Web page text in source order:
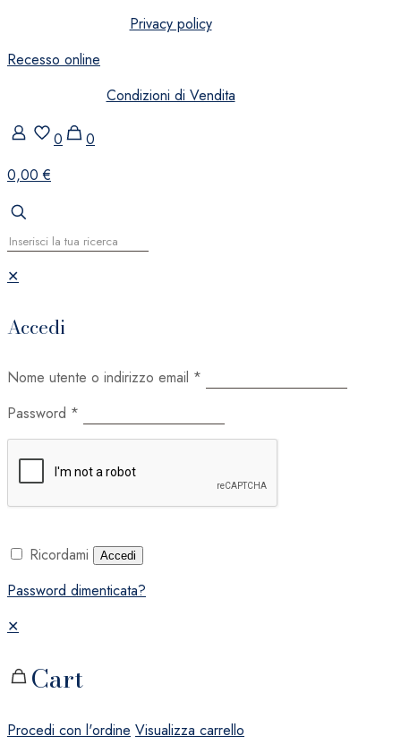
Privacy policy
Recesso online
Condizioni di Vendita
0
0
0,00 €
✕
Accedi
Nome utente o indirizzo email *
Password *
Ricordami Accedi
Password dimenticata?
✕
Cart
Procedi con l'ordine Visualizza carrello